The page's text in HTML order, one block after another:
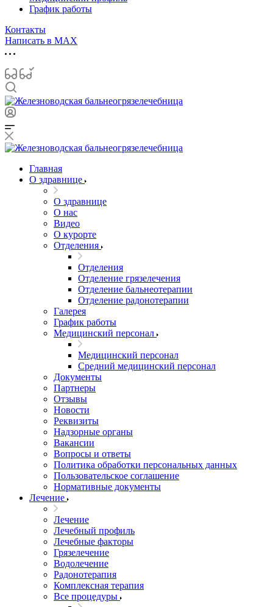
График работы
Контакты
Написать в MAX
Главная
О здравнице
О здравнице
О нас
Видео
О курорте
Отделения
Отделения
Отделение грязелечения
Отделение бальнеотерапии
Отделение радонотерапии
Галерея
График работы
Медицинский персонал
Медицинский персонал
Средний медицинский персонал
Документы
Партнеры
Отзывы
Новости
Реквизиты
Надзорные органы
Вакансии
Вопросы и ответы
Политика обработки персональных данных
Пользовательское соглашение
Нормативные документы
Лечение
Лечение
Лечебный профиль
Лечебные факторы
Грязелечение
Водолечение
Радонотерапия
Комплексная терапия
Все процедуры